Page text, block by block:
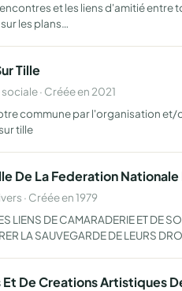
et les liens d'amitié
les plans…
Tille
· Créée en 2021
commune par l'organisation
tille
De La Federation
· Créée en 1979
LIENS DE CAMARADERIE ET DE
LA SAUVEGARDE DE LEURS
De Creations Artistiques De